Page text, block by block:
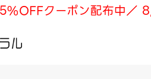
クーポン配布中／